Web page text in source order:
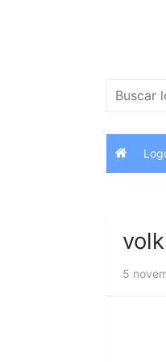
Pesquisar
5